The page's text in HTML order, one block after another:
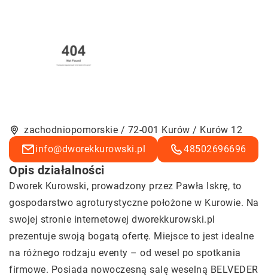
zachodniopomorskie / 72-001 Kurów / Kurów 12
info@dworekkurowski.pl
48502696696
Opis działalności
Dworek Kurowski, prowadzony przez Pawła Iskrę, to
gospodarstwo agroturystyczne położone w Kurowie. Na
swojej stronie internetowej dworekkurowski.pl
prezentuje swoją bogatą ofertę. Miejsce to jest idealne
na różnego rodzaju eventy – od wesel po spotkania
firmowe. Posiada nowoczesną salę weselną BELVEDER